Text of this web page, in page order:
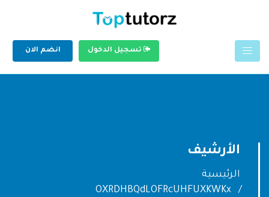
تسجيل الدخول انضم الان
الأرشيف
الرئيسية
OXRDHBQdLOFRcUHFUXKWKx